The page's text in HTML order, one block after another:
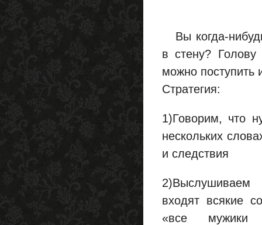
Вы когда-
в стену?
можно поступить
Стратегия:
1)Говорим, что
нескольких
и следствия
входят всякие
«все мужики